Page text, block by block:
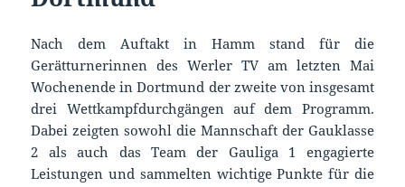
Nach dem Auftakt in Hamm stand für die
Gerätturnerinnen des Werler TV am letzten Mai
Wochenende in Dortmund der zweite von insgesamt
drei Wettkampfdurchgängen auf dem Programm.
Dabei zeigten sowohl die Mannschaft der Gauklasse
2 als auch das Team der Gauliga 1 engagierte
Leistungen und sammelten wichtige Punkte für die